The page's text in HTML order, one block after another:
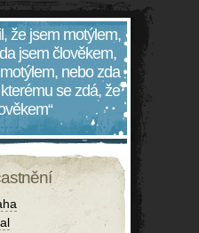
že jsem motýlem,
jsem člověkem,
nebo zda
se zdá, že